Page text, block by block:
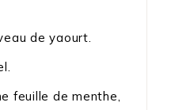
de yaourt.
feuille de menthe,